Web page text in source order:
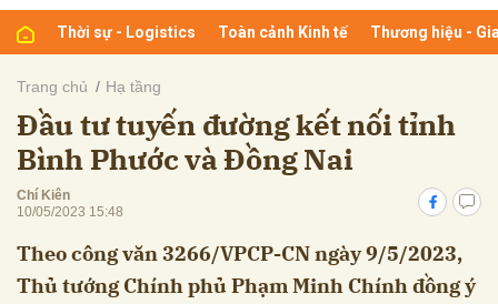
Thời sự - Logistics Toàn cảnh Kinh tế Thương hiệu -
Trang chủ Hạ tầng
Đầu tư tuyến đường kết nối tỉnh
Bình Phước và Đồng Nai
Chí Kiên
10/05/2023 15:48
Theo công văn 3266/VPCP-CN ngày 9/5/2023,
Thủ tướng Chính phủ Phạm Minh Chính đồng ý
Hủy